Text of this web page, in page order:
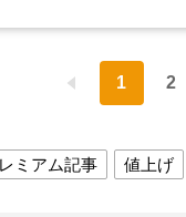
1 2
ミアム記事 値上げ